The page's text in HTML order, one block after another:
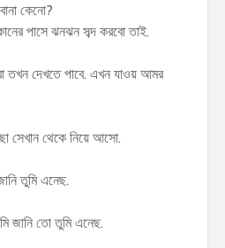
কেনো?
পাসে ঝনঝন সব্দ করবো তাই.
তখন দেখতে পাবে. এখন যাওয় আমর
সেখান থেকে নিয়ে আসো.
তুমি এনেছ.
জানি তো তুমি এনেছ.